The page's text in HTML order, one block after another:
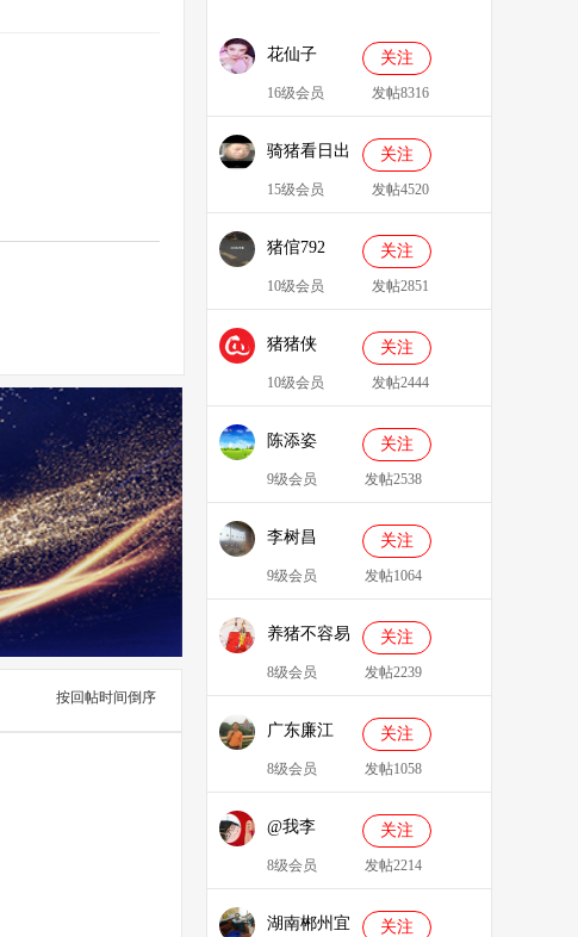
按回帖时间倒序
花仙子 关注
16级会员 发帖8316
骑猪看日出 关注
15级会员 发帖4520
猪倌792 关注
10级会员 发帖2851
猪猪侠
086349
关注
10级会员 发帖2444
陈添姿 关注
9级会员 发帖2538
李树昌 关注
9级会员 发帖1064
养猪不容易 关注
8级会员 发帖2239
广东廉江
088
关注
8级会员 发帖1058
@我李 关注
8级会员 发帖2214
湖南郴州宜
关注